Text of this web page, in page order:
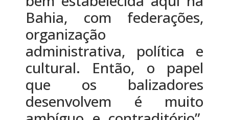
Bahia, com federações,
organização
administrativa, política e
cultural. Então, o papel
que os balizadores
desenvolvem é muito